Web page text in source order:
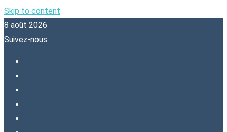
Skip to content
8 août 2026
Suivez-nous :